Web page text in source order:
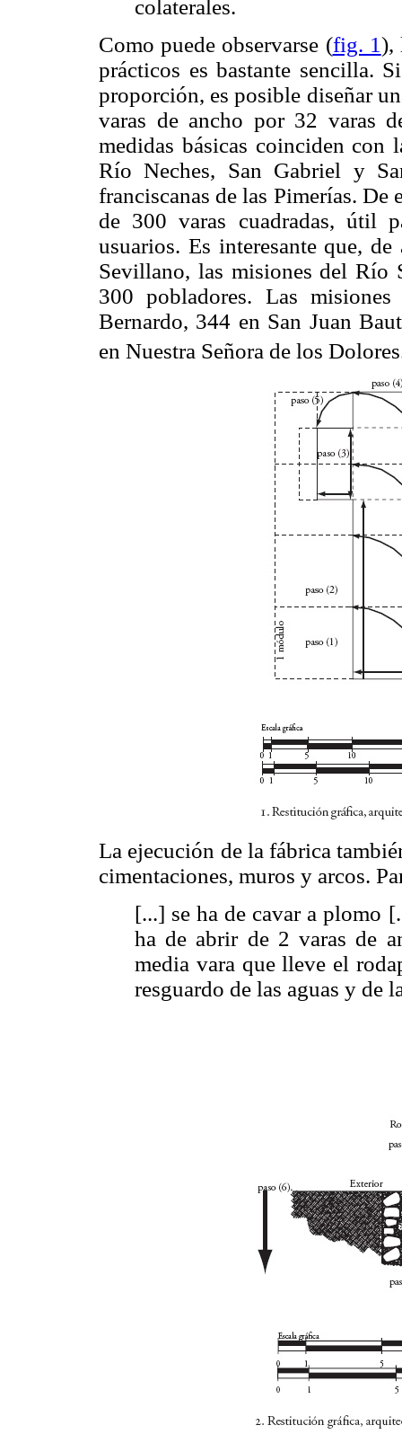
colaterales.
Como puede observarse (fig. 1),
prácticos es bastante sencilla.
proporción, es posible diseñar
varas de ancho por 32 varas
medidas básicas coinciden
Río Neches, San Gabriel y
franciscanas de las Pimerías. De
de 300 varas cuadradas, útil
usuarios. Es interesante que,
Sevillano, las misiones del Río
300 pobladores. Las
Bernardo, 344 en San Juan
en Nuestra Señora de los
La ejecución de la fábrica
cimentaciones, muros y arcos.
[...] se ha de cavar a plomo
ha de abrir de 2 varas de
media vara que lleve el
resguardo de las aguas y de